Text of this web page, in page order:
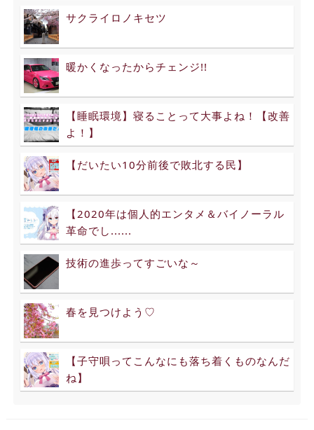
サクライロノキセツ
暖かくなったからチェンジ!!
【睡眠環境】寝ることって大事よね！【改善
よ！】
【だいたい10分前後で敗北する民】
【2020年は個人的エンタメ＆バイノーラル
革命でし......
技術の進歩ってすごいな～
春を見つけよう♡
【子守唄ってこんなにも落ち着くものなんだ
ね】